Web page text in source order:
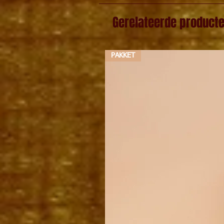
Gerelateerde
PAKKET